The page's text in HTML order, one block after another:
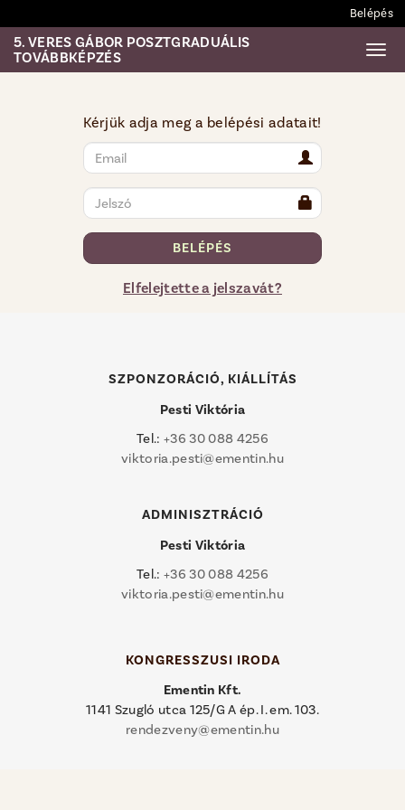
Belépés
5. VERES GÁBOR POSZTGRADUÁLIS
TOVÁBBKÉPZÉS
Kérjük adja meg a belépési adatait!
BELÉPÉS
Elfelejtette a jelszavát?
SZPONZORÁCIÓ, KIÁLLÍTÁS
Pesti Viktória
Tel.:+36 30 088 4256
viktoria.pesti@ementin.hu
ADMINISZTRÁCIÓ
Pesti Viktória
Tel.:+36 30 088 4256
viktoria.pesti@ementin.hu
KONGRESSZUSI IRODA
Ementin Kft.
1141 Szugló utca 125/G A ép. I. em. 103.
rendezveny@ementin.hu